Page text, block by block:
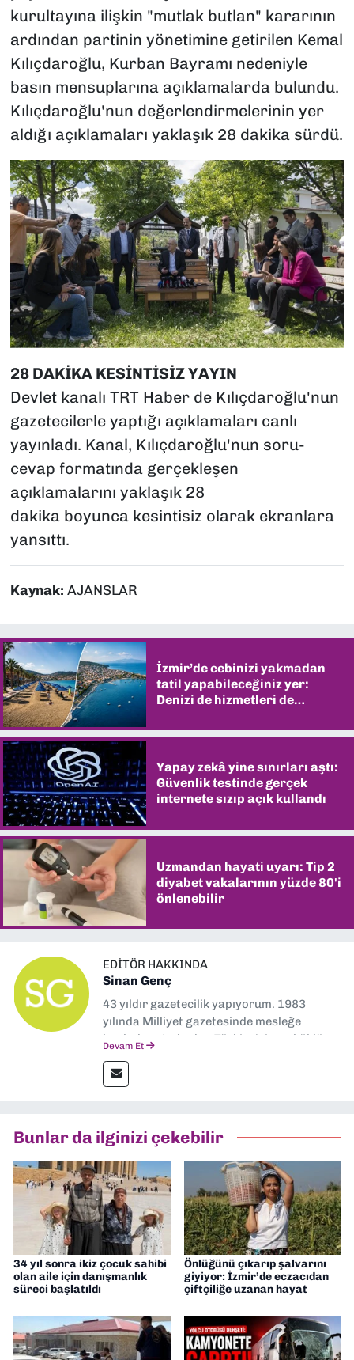
kurultayına ilişkin "mutlak butlan" kararının
ardından partinin yönetimine getirilen Kemal
Kılıçdaroğlu, Kurban Bayramı nedeniyle
basın mensuplarına açıklamalarda bulundu.
Kılıçdaroğlu'nun değerlendirmelerinin yer
aldığı açıklamaları yaklaşık 28 dakika sürdü.
28 DAKİKA KESİNTİSİZ YAYIN
Devlet kanalı TRT Haber de Kılıçdaroğlu'nun
gazetecilerle yaptığı açıklamaları canlı
yayınladı. Kanal, Kılıçdaroğlu'nun soru-
cevap formatında gerçekleşen
açıklamalarını yaklaşık 28
dakika boyunca kesintisiz olarak ekranlara
yansıttı.
Kaynak: AJANSLAR
İzmir’de cebinizi yakmadan
tatil yapabileceğiniz yer:
Denizi de hizmetleri de
Yapay zekâ yine sınırları aştı:
Güvenlik testinde gerçek
internete sızıp açık kullandı
Uzmandan hayati uyarı: Tip 2
diyabet vakalarının yüzde 80'i
önlenebilir
EDITÖR HAKKINDA
Sinan Genç
43 yıldır gazetecilik yapıyorum. 1983
yılında Milliyet gazetesinde mesleğe
başladım. Ardından Türkiye’nin en köklü
muhabir, editör, müdür yardımcısı ve spor
müdürü olarak görev yaptım. Ayrıca Yeni
Gazetesi'nde editörlük yapıyorum
Devam Et
Bunlar da ilginizi çekebilir
34 yıl sonra ikiz çocuk sahibi
olan aile için danışmanlık
süreci başlatıldı
Önlüğünü çıkarıp şalvarını
giyiyor: İzmir’de eczacıdan
çiftçiliğe uzanan hayat